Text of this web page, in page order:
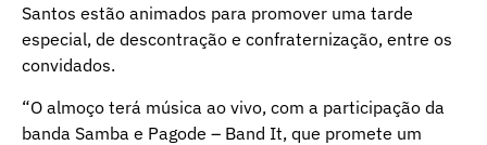
Santos estão animados para promover uma tarde
especial, de descontração e confraternização, entre os
convidados.
“O almoço terá música ao vivo, com a participação da
banda Samba e Pagode – Band It, que promete um